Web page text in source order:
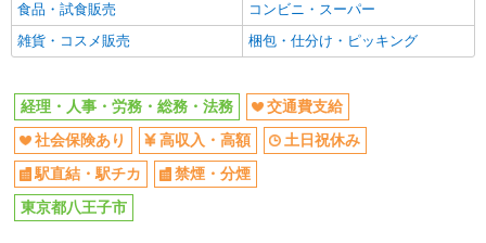
食品・試食販売
コンビニ・スーパー
雑貨・コスメ販売
梱包・仕分け・ピッキング
経理・人事・労務・総務・法務
交通費支給
社会保険あり
高収入・高額
土日祝休み
駅直結・駅チカ
禁煙・分煙
東京都八王子市